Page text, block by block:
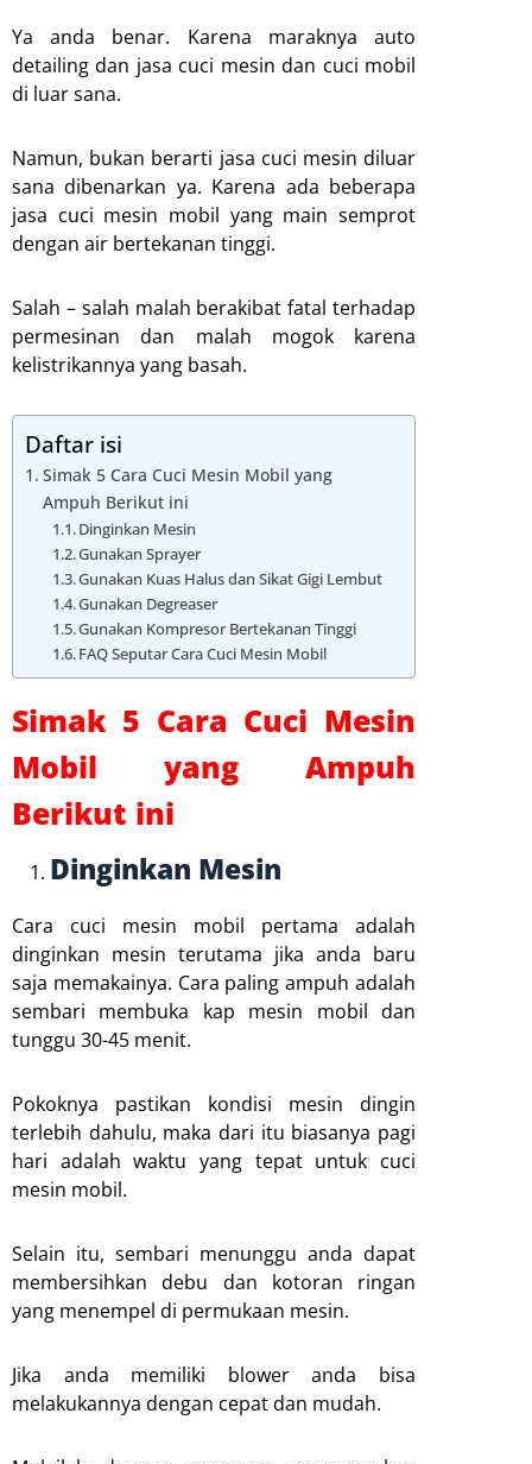
Ya anda benar. Karena maraknya auto
detailing dan jasa cuci mesin dan cuci mobil
di luar sana.
Namun, bukan berarti jasa cuci mesin diluar
sana dibenarkan ya. Karena ada beberapa
jasa cuci mesin mobil yang main semprot
dengan air bertekanan tinggi.
Salah – salah malah berakibat fatal terhadap
permesinan dan malah mogok karena
kelistrikannya yang basah.
Daftar isi
Simak 5 Cara Cuci Mesin Mobil yang
Ampuh Berikut ini
Dinginkan Mesin
Gunakan Sprayer
Gunakan Kuas Halus dan Sikat Gigi Lembut
Gunakan Degreaser
Gunakan Kompresor Bertekanan Tinggi
FAQ Seputar Cara Cuci Mesin Mobil
Simak 5 Cara Cuci Mesin
Mobil yang Ampuh
Berikut ini
Dinginkan Mesin
Cara cuci mesin mobil pertama adalah
dinginkan mesin terutama jika anda baru
saja memakainya. Cara paling ampuh adalah
sembari membuka kap mesin mobil dan
tunggu 30-45 menit.
Pokoknya pastikan kondisi mesin dingin
terlebih dahulu, maka dari itu biasanya pagi
hari adalah waktu yang tepat untuk cuci
mesin mobil.
Selain itu, sembari menunggu anda dapat
membersihkan debu dan kotoran ringan
yang menempel di permukaan mesin.
Jika anda memiliki blower anda bisa
melakukannya dengan cepat dan mudah.